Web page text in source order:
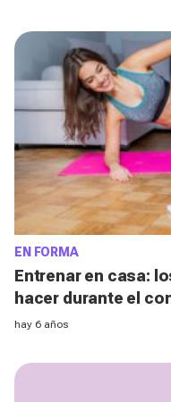
EN FORMA
Entrenar en casa:
hacer durante el
hay 6 años